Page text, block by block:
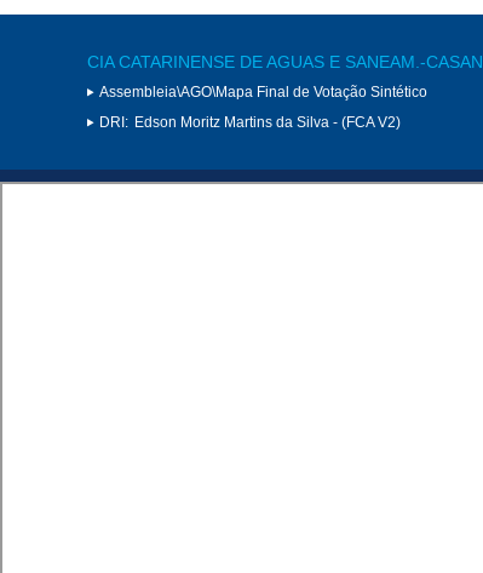
CIA CATARINENSE DE AGUAS E SANEAM.-CASAN
Assembleia\AGO\Mapa Final de Votação Sintético
DRI: Edson Moritz Martins da Silva - (FCA V2)